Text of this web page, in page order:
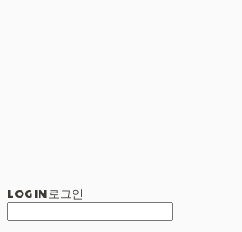
LOG IN로그인